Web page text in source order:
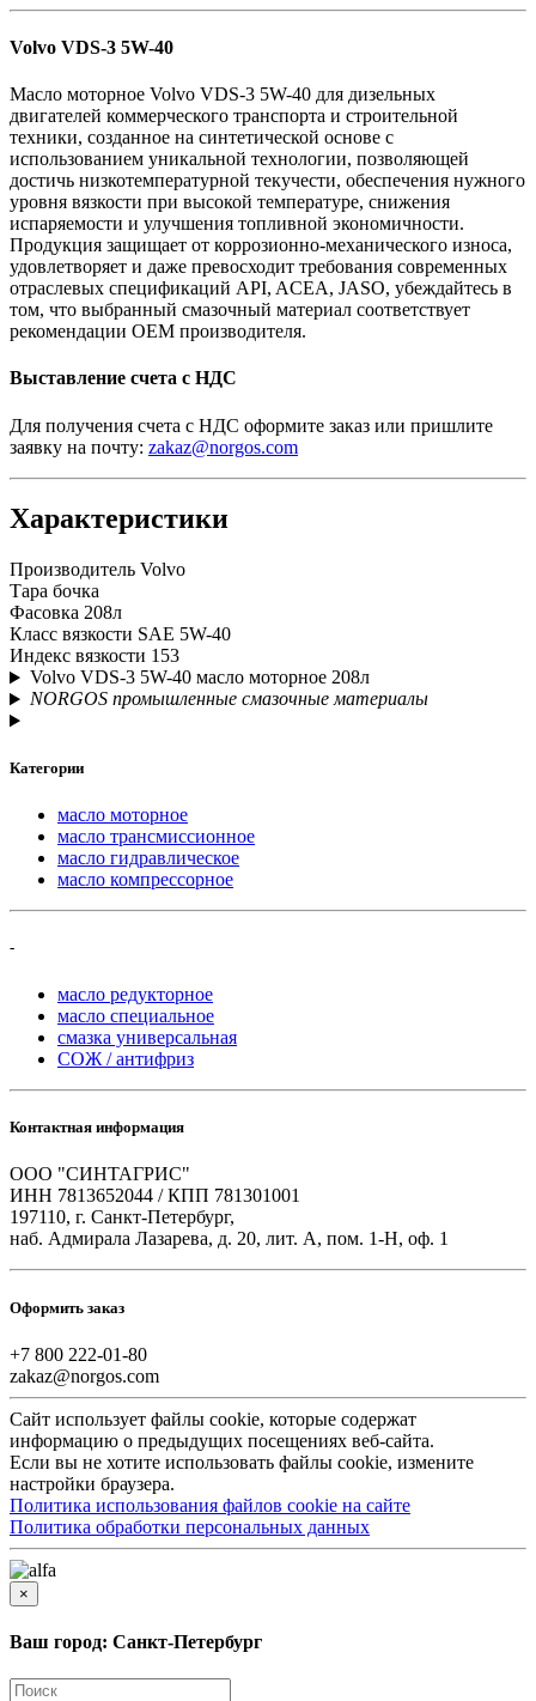
Volvo VDS-3 5W-40
Масло моторное Volvo VDS-3 5W-40 для дизельных
двигателей коммерческого транспорта и строительной
техники, созданное на синтетической основе с
использованием уникальной технологии, позволяющей
достичь низкотемпературной текучести, обеспечения нужного
уровня вязкости при высокой температуре, снижения
испаряемости и улучшения топливной экономичности.
Продукция защищает от коррозионно-механического износа,
удовлетворяет и даже превосходит требования современных
отраслевых спецификаций API, ACEA, JASO, убеждайтесь в
том, что выбранный смазочный материал соответствует
рекомендации OEM производителя.
Выставление счета с НДС
Для получения счета с НДС оформите заказ или пришлите
заявку на почту: zakaz@norgos.com
Характеристики
Производитель Volvo
Тара бочка
Фасовка 208л
Класс вязкости SAE 5W-40
Индекс вязкости 153
Volvo VDS-3 5W-40 масло моторное 208л
NORGOS промышленные смазочные материалы
Категории
масло моторное
масло трансмиссионное
масло гидравлическое
масло компрессорное
-
масло редукторное
масло специальное
смазка универсальная
СОЖ / антифриз
Контактная информация
ООО "СИНТАГРИС"
ИНН 7813652044 / КПП 781301001
197110, г. Санкт-Петербург,
наб. Адмирала Лазарева, д. 20, лит. А, пом. 1-Н, оф. 1
Оформить заказ
+7 800 222-01-80
zakaz@norgos.com
Сайт использует файлы cookie, которые содержат
информацию о предыдущих посещениях веб-сайта.
Если вы не хотите использовать файлы cookie, измените
настройки браузера.
Политика использования файлов cookie на сайте
Политика обработки персональных данных
×
Ваш город: Санкт-Петербург